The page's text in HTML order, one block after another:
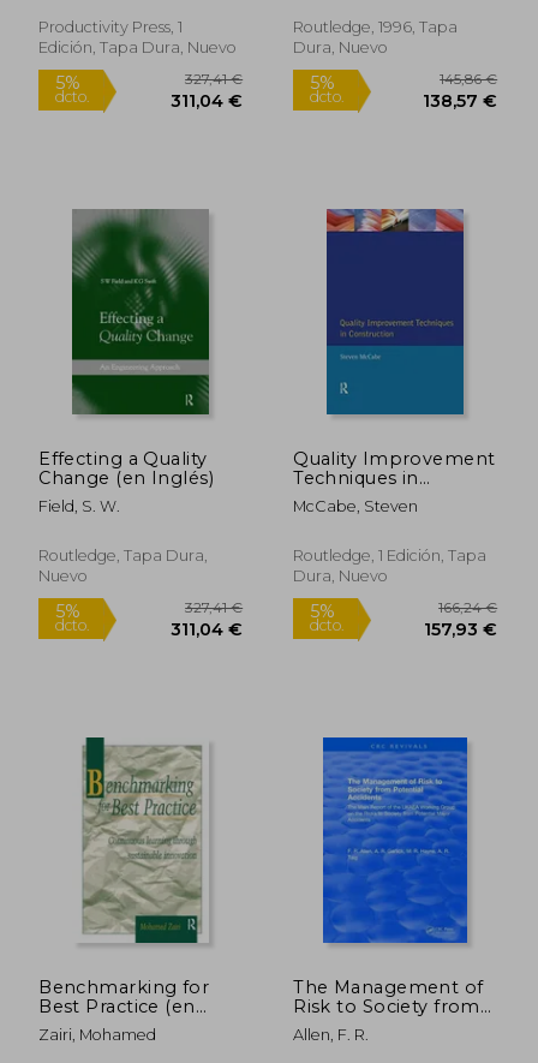
5%
dcto. 81,50 €
5%
Productivity Press, 1
Edición, Tapa Dura, Nuevo
5%
dcto. 311,04 €
Inglés)
Routledge, 1996, Tapa
Dura, Nuevo
5%
dcto.
Effecting a Quality
Change (en Inglés)
Field, S. W.
Routledge, Tapa Dura,
Nuevo
Quality Improvement
Techniques in
Construction:
Principles and
McCabe, Steven
Routledge, 1 Edición, Tapa
Dura, Nuevo
Benchmarking for
Best Practice (en
Inglés)
Zairi, Mohamed
The Management of
Risk to Society from
Potential Accidents:
The Main Report of
Allen, F. R.